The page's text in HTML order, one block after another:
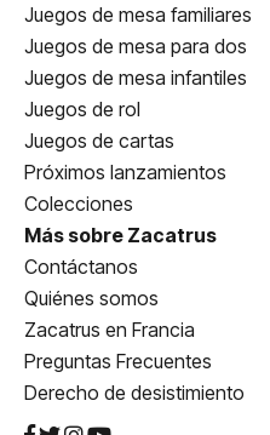
Juegos de mesa familiares
Juegos de mesa para dos
Juegos de mesa infantiles
Juegos de rol
Juegos de cartas
Próximos lanzamientos
Colecciones
Más sobre Zacatrus
Contáctanos
Quiénes somos
Zacatrus en Francia
Preguntas Frecuentes
Derecho de desistimiento